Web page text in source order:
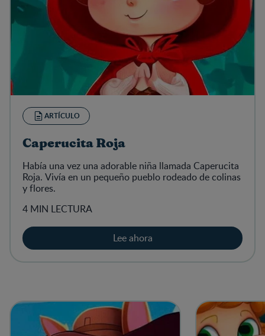
ARTÍCULO
Caperucita Roja
Había una vez una adorable niña llamada Caperucita
Roja. Vivía en un pequeño pueblo rodeado de colinas
y flores.
4 MIN LECTURA
Lee ahora